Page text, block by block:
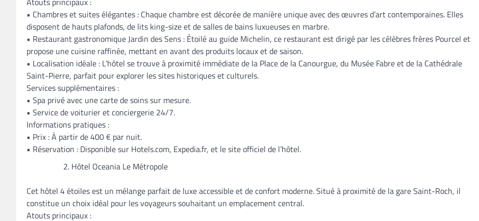
• Chambres et suites élégantes : Chaque chambre est décorée de manière unique avec des œuvres d’art contemporaines. Elles
disposent de hauts plafonds, de lits king-size et de salles de bains luxueuses en marbre.
• Restaurant gastronomique Jardin des Sens : Étoilé au guide Michelin, ce restaurant est dirigé par les célèbres frères Pourcel et
propose une cuisine raffinée, mettant en avant des produits locaux et de saison.
• Localisation idéale : L’hôtel se trouve à proximité immédiate de la Place de la Canourgue, du Musée Fabre et de la Cathédrale
Saint-Pierre, parfait pour explorer les sites historiques et culturels.
Services supplémentaires :
• Spa privé avec une carte de soins sur mesure.
• Service de voiturier et conciergerie 24/7.
Informations pratiques :
• Prix : À partir de 400 € par nuit.
• Réservation : Disponible sur Hotels.com, Expedia.fr, et le site officiel de l’hôtel.
Hôtel Oceania Le Métropole
Cet hôtel 4 étoiles est un mélange parfait de luxe accessible et de confort moderne. Situé à proximité de la gare Saint-Roch, il
constitue un choix idéal pour les voyageurs souhaitant un emplacement central.
Atouts principaux :